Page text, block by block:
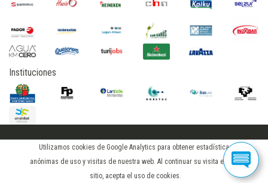
Utilizamos cookies de Google Analytics para obtener estadísticas
anónimas de uso y visitas de nuestra web. Al continuar su visita en este
sitio, acepta el uso de cookies.
Instituciones
2015 © hostelerialeioa
iniciar sesión